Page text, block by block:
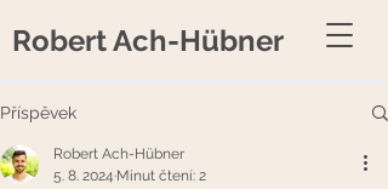
Robert Ach-Hübner
Příspěvek
Robert Ach-Hübner
5. 8. 2024 Minut čtení: 2